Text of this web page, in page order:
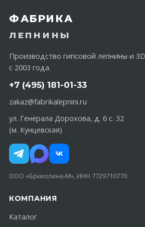
ФАБРИКА
ЛЕПНИНЫ
Производство гипсовой лепнины и
с 2003 года.
+7 (495) 181-01-33
zakaz@fabrikalepnini.ru
ул. Генерала Дорохова, д. 6 с. 32
(м. Кунцевская)
ООО «Бриколина-М», ИНН 7729710770
КОМПАНИЯ
Каталог